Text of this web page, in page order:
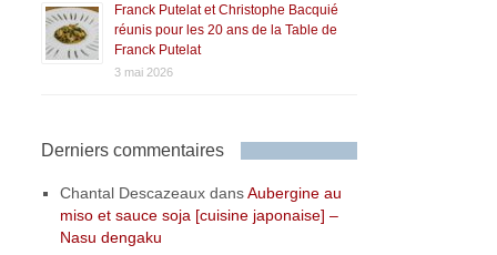
Franck Putelat et Christophe Bacquié
réunis pour les 20 ans de la Table de
Franck Putelat
3 mai 2026
Derniers commentaires
Chantal Descazeaux dansAubergine au
miso et sauce soja [cuisine japonaise] –
Nasu dengaku